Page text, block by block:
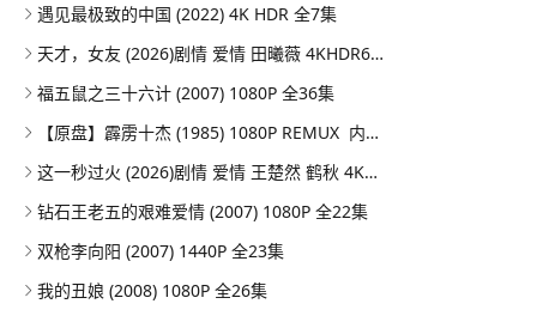
遇见最极致的中国 (2022) 4K HDR 全7集
天才，女友 (2026)剧情 爱情 田曦薇 4KHDR60FPS 更新08集
福五鼠之三十六计 (2007) 1080P 全36集
【原盘】霹雳十杰 (1985) 1080P REMUX 内嵌/外挂简中字幕
这一秒过火 (2026)剧情 爱情 王楚然 鹤秋 4KHDR60FPS 更新26集
钻石王老五的艰难爱情 (2007) 1080P 全22集
双枪李向阳 (2007) 1440P 全23集
我的丑娘 (2008) 1080P 全26集